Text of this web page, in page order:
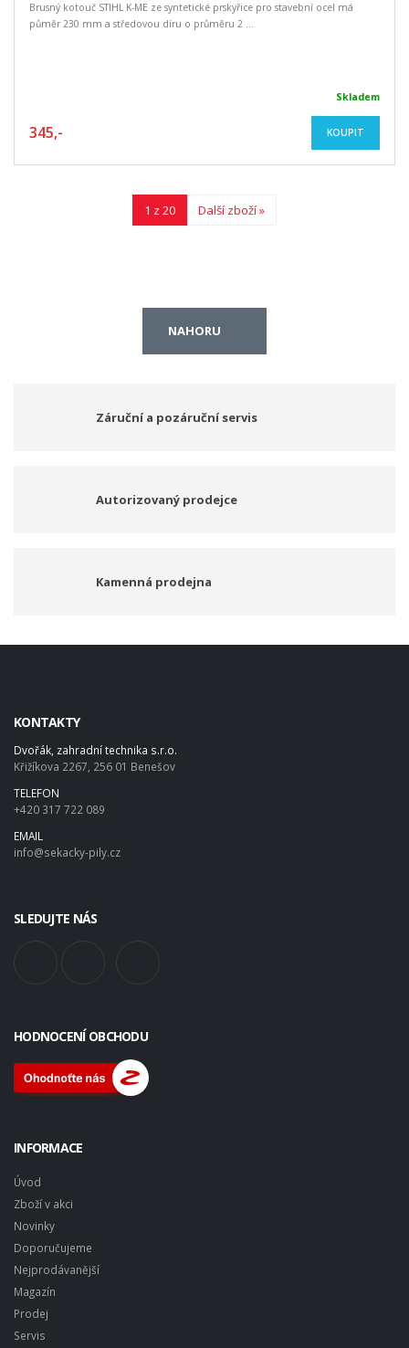
Brusný kotouč STIHL K-ME ze syntetické prskyřice pro stavební ocel má
půměr 230 mm a středovou díru o průměru 2 ...
Skladem
345,- KOUPIT
1 z 20 Další zboží »
NAHORU
Záruční a pozáruční servis
Autorizovaný prodejce
Kamenná prodejna
KONTAKTY
Dvořák, zahradní technika s.r.o.
Křižíkova 2267, 256 01 Benešov
TELEFON
+420 317 722 089
EMAIL
info@sekacky-pily.cz
SLEDUJTE NÁS
HODNOCENÍ OBCHODU
INFORMACE
Úvod
Zboží v akci
Novinky
Doporučujeme
Nejprodávanější
Magazín
Prodej
Servis